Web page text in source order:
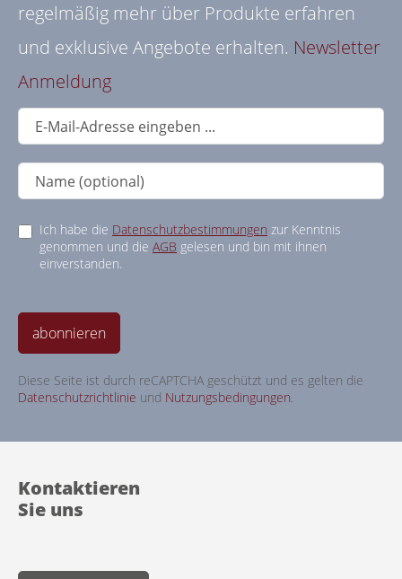
regelmäßig mehr über Produkte erfahren
und exklusive Angebote erhalten. Newsletter
Anmeldung
Ich habe die Datenschutzbestimmungen zur Kenntnis
genommen und die AGB gelesen und bin mit ihnen
einverstanden.
abonnieren
Diese Seite ist durch reCAPTCHA geschützt und es gelten die
Datenschutzrichtlinie und Nutzungsbedingungen.
Kontaktieren
Sie uns